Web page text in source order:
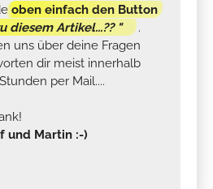
oben einfach den Button
diesem Artikel...?? "
.
uns über deine Fragen
dir meist innerhalb
per Mail....
und Martin :-)